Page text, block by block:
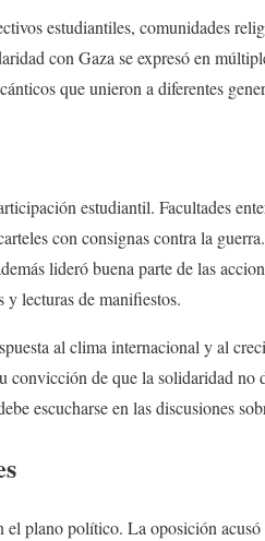
estudiantiles, comunidades
con Gaza se expresó en
que unieron a diferentes
estudiantil. Facultades
con consignas contra la
lideró buena parte de las
y lecturas de manifiestos.
al clima internacional y al
convicción de que la solidaridad no
escucharse en las discusiones
el plano político. La oposición